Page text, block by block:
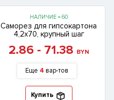
НАЛИЧИЕ = 60
Саморез для гипсокартона
4,2х70, крупный шаг
2.86 - 71.38 BYN
Еще 4 вар-тов
Купить